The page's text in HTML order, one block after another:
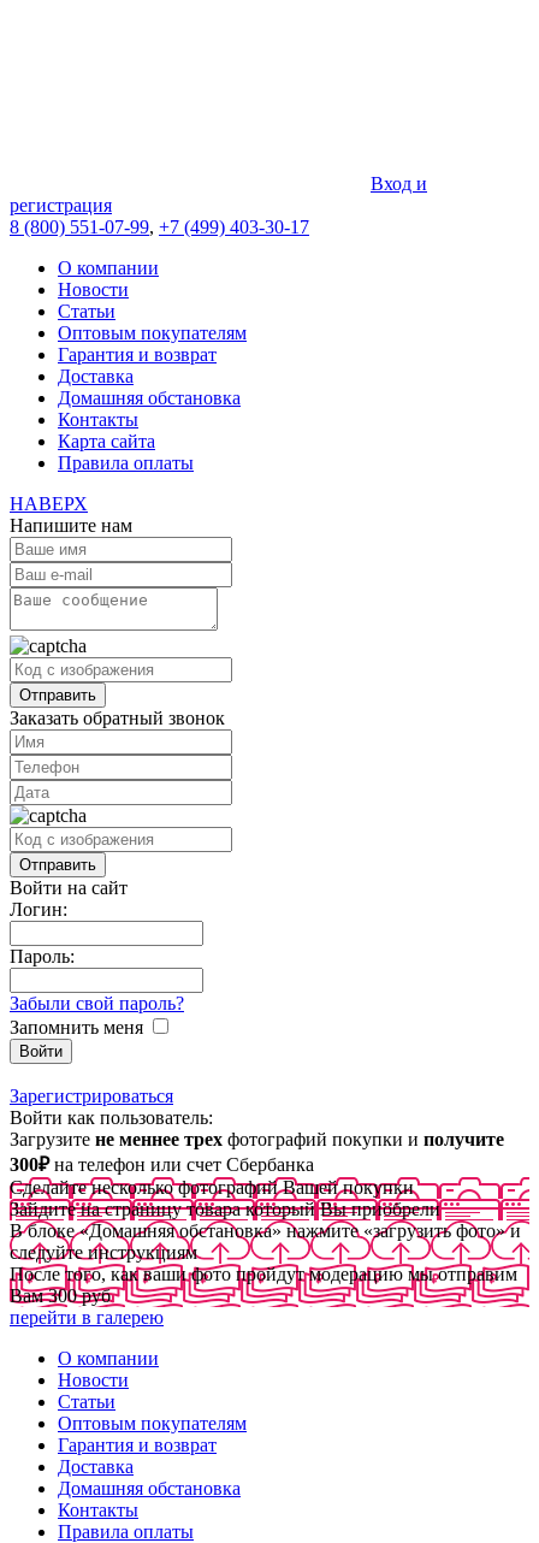
Вход и
регистрация
8 (800) 551-07-99, +7 (499) 403-30-17
О компании
Новости
Статьи
Оптовым покупателям
Гарантия и возврат
Доставка
Домашняя обстановка
Контакты
Карта сайта
Правила оплаты
НАВЕРХ
Напишите нам
Заказать обратный звонок
Войти на сайт
Логин:
Пароль:
Забыли свой пароль?
Запомнить меня
Зарегистрироваться
Войти как пользователь:
Загрузите не меннее трех фотографий покупки и получите
300₽на телефон или счет Сбербанка
Сделайте несколько фотографий Вашей покупки
Зайдите на страницу товара который Вы приобрели
В блоке «Домашняя обстановка» нажмите «загрузить фото» и
следуйте инструкциям
После того, как ваши фото пройдут модерацию мы отправим
Вам 300 руб
перейти в галерею
О компании
Новости
Статьи
Оптовым покупателям
Гарантия и возврат
Доставка
Домашняя обстановка
Контакты
Правила оплаты